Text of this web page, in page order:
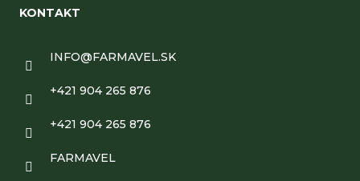
KONTAKT
INFO@FARMAVEL.SK
+421 904 265 876
+421 904 265 876
FARMAVEL